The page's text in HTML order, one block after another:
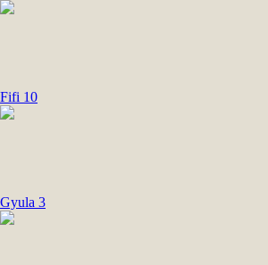
Fifi 10
Gyula 3